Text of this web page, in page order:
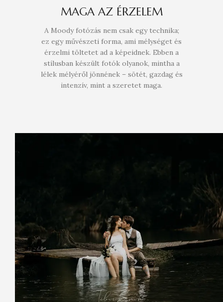
MAGA AZ ÉRZELEM
A Moody fotózás nem csak egy technika;
ez egy művészeti forma, ami mélységet és
érzelmi töltetet ad a képeidnek. Ebben a
stílusban készült fotók olyanok, mintha a
lélek mélyéről jönnének – sötét, gazdag és
intenzív, mint a szeretet maga.